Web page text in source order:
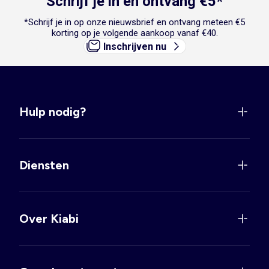
*Schrijf je in op onze nieuwsbrief en ontvang meteen €5
korting op je volgende aankoop vanaf €40.
Inschrijven nu
Hulp nodig?
Diensten
Over Kiabi